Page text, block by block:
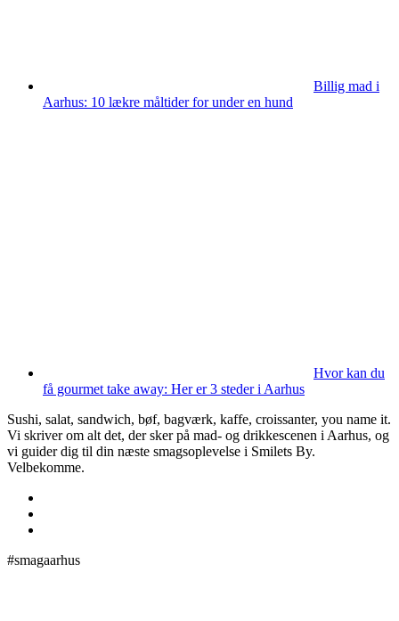
Billig mad i
Aarhus: 10 lækre måltider for under en hund
Hvor kan du
få gourmet take away: Her er 3 steder i Aarhus
Sushi, salat, sandwich, bøf, bagværk, kaffe, croissanter, you name it.
Vi skriver om alt det, der sker på mad- og drikkescenen i Aarhus, og
vi guider dig til din næste smagsoplevelse i Smilets By.
Velbekomme.
#smagaarhus